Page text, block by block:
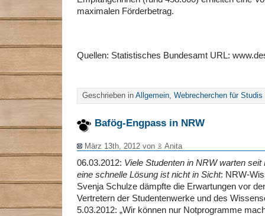
maximalen Förderbetrag.
Quellen: Statistisches Bundesamt URL:
Geschrieben in Allgemein, Webrecherchen für Studis
Bafög-Engpass in NRW
März 13th, 2012 von Anita
06.03.2012: Viele Studenten in NRW warten
eine schnelle Lösung ist nicht in Sicht: NRW-
Svenja Schulze dämpfte die Erwartungen vor
Vertretern der Studentenwerke und des
5.03.2012: „Wir können nur Notprogramme